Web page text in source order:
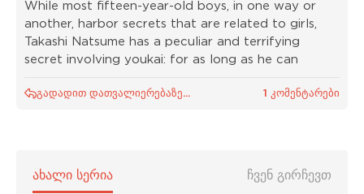
While most fifteen-year-old boys, in one way or
another, harbor secrets that are related to girls,
Takashi Natsume has a peculiar and terrifying
secret involving youkai: for as long as he can
გადადით დათვალიერებაზე... 1 კომენტარები
ᲐᲮᲐᲚᲘ ᲡᲔᲠᲘᲐ ᲩᲕᲔᲜ ᲒᲘᲠᲩᲔᲕᲗ